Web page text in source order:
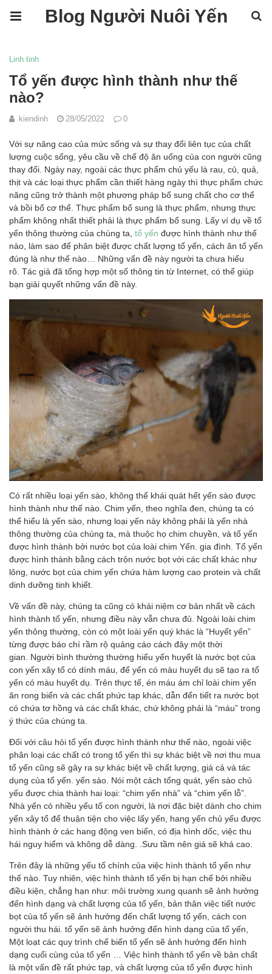
Blog Người Nuôi Yến
Linh tinh
Tổ yến được hình thành như thế
nào?
kiendinh 28/05/2022 0
Với sự nâng cao của mức sống và sự thay đổi liên tục của chất
lượng cuộc sống, yêu cầu về chế độ ăn uống của con người cũng
thay đổi. Ngày nay, ngoài các thực phẩm chủ yếu là rau, củ, quả,
thịt và các loại thực phẩm cần thiết hàng ngày thì thực phẩm chức
năng cũng trở thành một phương pháp bổ sung chất cho cơ thể
và bồi bổ cơ thể. Thực phẩm bổ sung là thực phẩm, nhưng thực
phẩm không nhất thiết phải là thực phẩm bổ sung. Lấy ví dụ về tổ
yến thông thường của chúng ta, tổ yến được hình thành như thế
nào, làm sao để phân biệt được chất lượng tổ yến, cách ăn tổ yến
đúng là như thế nào… Những vấn đề này người ta chưa hiểu
rõ. Tác giả đã tổng hợp một số thông tin từ Internet, có thể giúp
bạn giải quyết những vấn đề này.
Có rất nhiều loại yến sào, không thể khái quát hết yến sào được
hình thành như thế nào. Chim yến, theo nghĩa đen, chúng ta có
thể hiểu là yến sào, nhưng loại yến này không phải là yến nhà
thông thường của chúng ta, mà thuộc họ chim chuyền, và tổ yến
được hình thành bởi nước bọt của loài chim Yến. gia đình. Tổ yến
được hình thành bằng cách trộn nước bọt với các chất khác như
lông, nước bọt của chim yến chứa hàm lượng cao protein và chất
dinh dưỡng tinh khiết.
Về vấn đề này, chúng ta cũng có khái niệm cơ bản nhất về cách
hình thành tổ yến, nhưng điều này vẫn chưa đủ. Ngoài loài chim
yến thông thường, còn có một loài yến quý khác là “Huyết yến”
từng được báo chí rầm rộ quảng cáo cách đây một thời
gian. Người bình thường thường hiểu yến huyết là nước bọt của
con yến xây tổ có dính máu, để yến có màu huyết dụ sẽ tạo ra tổ
yến có màu huyết dụ. Trên thực tế, én máu ám chỉ loài chim yến
ăn rong biển và các chất phức tạp khác, dẫn đến tiết ra nước bọt
có chứa tơ hồng và các chất khác, chứ không phải là “máu” trong
ý thức của chúng ta.
Đối với câu hỏi tổ yến được hình thành như thế nào, ngoài việc
phân loại các chất có trong tổ yến thì sự khác biệt về nơi thu mua
tổ yến cũng sẽ gây ra sự khác biệt về chất lượng, giá cả và tác
dụng của tổ yến. yến sào. Nói một cách tổng quát, yến sào chủ
yếu được chia thành hai loại: “chim yến nhà” và “chim yến lỗ”.
Nhà yến có nhiều yếu tố con người, là nơi đặc biệt dành cho chim
yến xây tổ để thuận tiện cho việc lấy yến, hang yến chủ yếu được
hình thành ở các hang động ven biển, có địa hình dốc, việc thu
hái nguy hiểm và không dễ dàng. .Sưu tầm nên giá sẽ khá cao.
Trên đây là những yếu tố chính của việc hình thành tổ yến như
thế nào. Tuy nhiên, việc hình thành tổ yến bị hạn chế bởi nhiều
điều kiện, chẳng hạn như: môi trường xung quanh sẽ ảnh hưởng
đến hình dạng và chất lượng của tổ yến, bản thân việc tiết nước
bọt của tổ yến sẽ ảnh hưởng đến chất lượng tổ yến, cách con
người thu hái. tổ yến sẽ ảnh hưởng đến hình dạng của tổ yến,
Một loạt các quy trình chế biến tổ yến sẽ ảnh hưởng đến hình
dạng cuối cùng của tổ yến … Việc hình thành tổ yến về bản chất
là một vấn đề rất phức tạp, và chất lượng của tổ yến được hình